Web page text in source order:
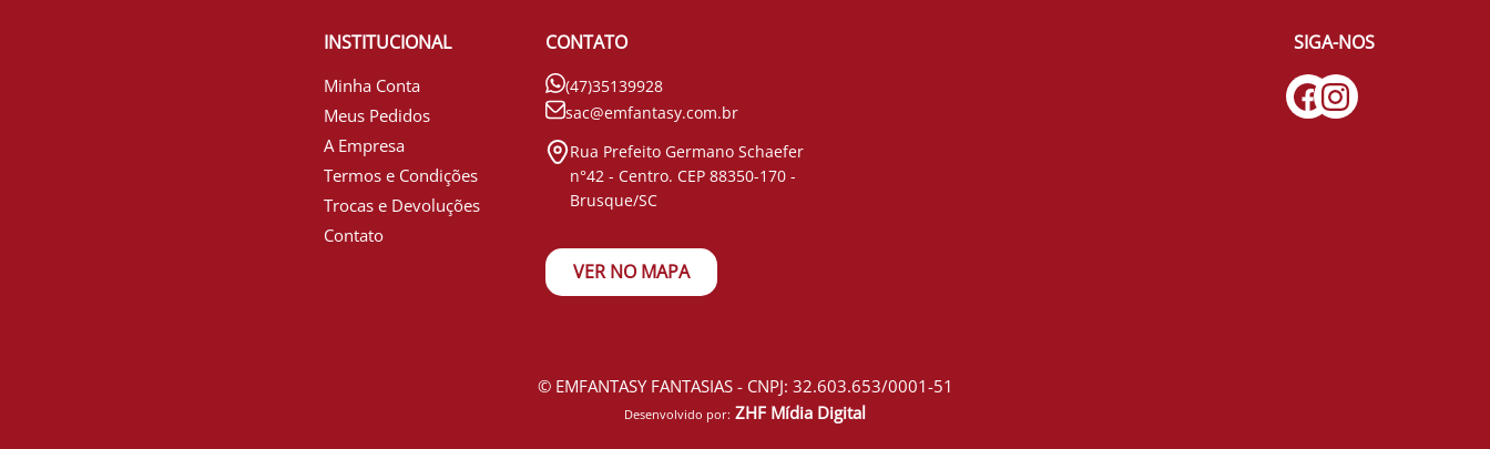
INSTITUCIONAL
Minha Conta
Meus Pedidos
A Empresa
Termos e Condições
Trocas e Devoluções
Contato
CONTATO
(47)35139928
sac@emfantasy.com.br
Rua Prefeito Germano Schaefer
n°42 - Centro. CEP 88350-170 -
Brusque/SC
VER NO MAPA
SIGA-NOS
© EMFANTASY FANTASIAS - CNPJ: 32.603.653/0001-51
Desenvolvido por: ZHF Mídia Digital